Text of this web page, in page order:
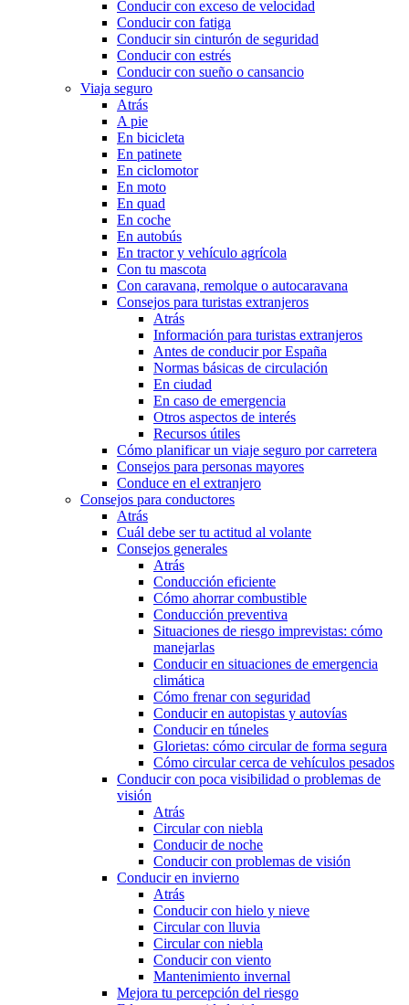
Conducir con exceso de velocidad
Conducir con fatiga
Conducir sin cinturón de seguridad
Conducir con estrés
Conducir con sueño o cansancio
Viaja seguro
Atrás
A pie
En bicicleta
En patinete
En ciclomotor
En moto
En quad
En coche
En autobús
En tractor y vehículo agrícola
Con tu mascota
Con caravana, remolque o autocaravana
Consejos para turistas extranjeros
Atrás
Información para turistas extranjeros
Antes de conducir por España
Normas básicas de circulación
En ciudad
En caso de emergencia
Otros aspectos de interés
Recursos útiles
Cómo planificar un viaje seguro por carretera
Consejos para personas mayores
Conduce en el extranjero
Consejos para conductores
Atrás
Cuál debe ser tu actitud al volante
Consejos generales
Atrás
Conducción eficiente
Cómo ahorrar combustible
Conducción preventiva
Situaciones de riesgo imprevistas: cómo
manejarlas
Conducir en situaciones de emergencia
climática
Cómo frenar con seguridad
Conducir en autopistas y autovías
Conducir en túneles
Glorietas: cómo circular de forma segura
Cómo circular cerca de vehículos pesados
Conducir con poca visibilidad o problemas de
visión
Atrás
Circular con niebla
Conducir de noche
Conducir con problemas de visión
Conducir en invierno
Atrás
Conducir con hielo y nieve
Circular con lluvia
Circular con niebla
Conducir con viento
Mantenimiento invernal
Mejora tu percepción del riesgo